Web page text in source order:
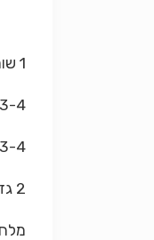
1 שורש סלרי
3-4 תפוחי אדמה
3-4 בטטות
2 גזרים
מלח